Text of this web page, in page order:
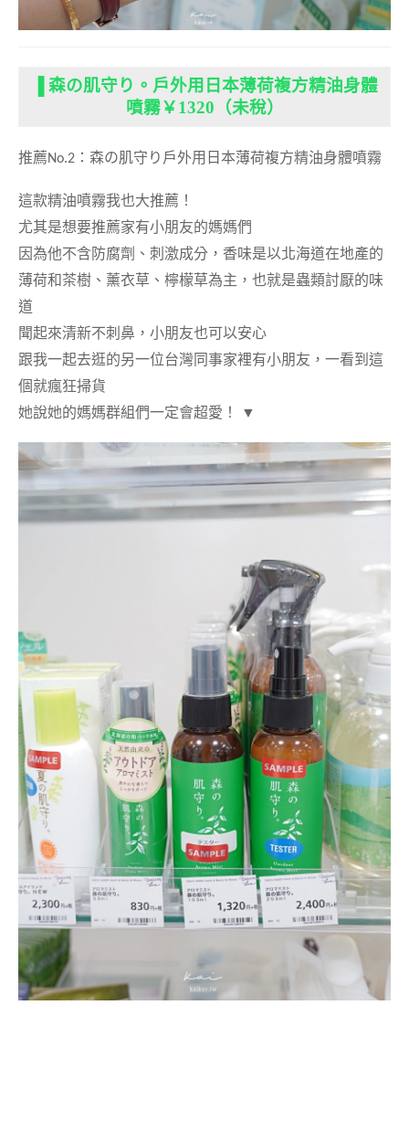
▐ 森の肌守り。戶外用日本薄荷複方精油身體
噴霧￥1320（未稅）
推薦No.2 ：森の肌守り 戶外用日本薄荷複方精油身體噴霧
這款精油噴霧我也大推薦！
尤其是想要推薦家有小朋友的媽媽們
因為他不含防腐劑、刺激成分，香味是以北海道在地產的
薄荷和茶樹、薰衣草、檸檬草為主，也就是蟲類討厭的味
道
聞起來清新不刺鼻，小朋友也可以安心
跟我一起去逛的另一位台灣同事家裡有小朋友，一看到這
個就瘋狂掃貨
她說她的媽媽群組們一定會超愛！
▼